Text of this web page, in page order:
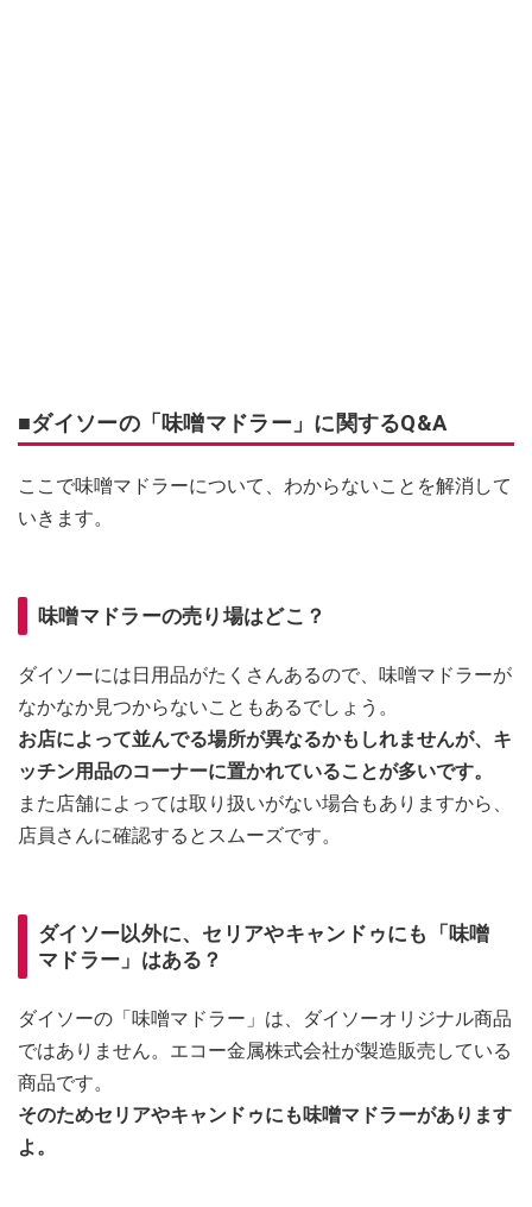
■ダイソーの「味噌マドラー」に関するQ&A
ここで味噌マドラーについて、わからないことを解消して
いきます。
味噌マドラーの売り場はどこ？
ダイソーには日用品がたくさんあるので、味噌マドラーが
なかなか見つからないこともあるでしょう。
お店によって並んでる場所が異なるかもしれませんが、キ
ッチン用品のコーナーに置かれていることが多いです。
また店舗によっては取り扱いがない場合もありますから、
店員さんに確認するとスムーズです。
ダイソー以外に、セリアやキャンドゥにも「味噌
マドラー」はある？
ダイソーの「味噌マドラー」は、ダイソーオリジナル商品
ではありません。エコー金属株式会社が製造販売している
商品です。
そのためセリアやキャンドゥにも味噌マドラーがあります
よ。